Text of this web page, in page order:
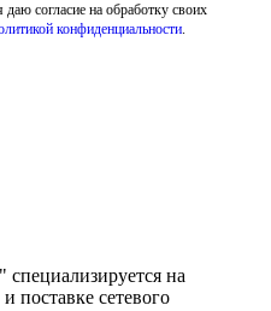
согласие на обработку своих
конфиденциальности.
на
поставке сетевого